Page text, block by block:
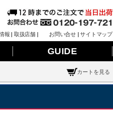
報 | 取扱店舗| お問い合せ|サイトマップ
GUIDE
カートを見る